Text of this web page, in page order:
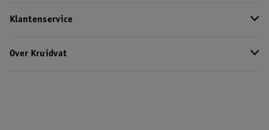
Klantenservice
Over Kruidvat